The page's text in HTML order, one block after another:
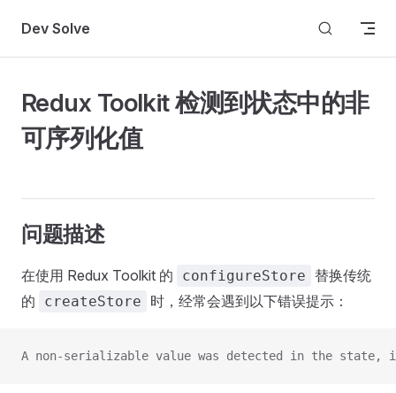
Skip to content
Dev Solve
Redux Toolkit 检测到状态中的非
可序列化值
问题描述
在使用 Redux Toolkit 的 configureStore
替换传统
的
createStore 时，经常会遇到以下错误提示：
A non-serializable value was detected in the